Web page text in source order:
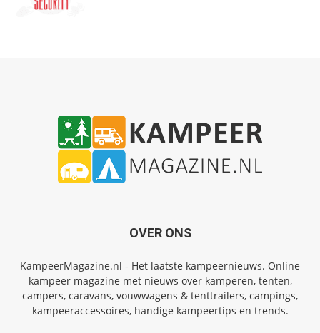
OVER ONS
KampeerMagazine.nl - Het laatste kampeernieuws. Online
kampeer magazine met nieuws over kamperen, tenten,
campers, caravans, vouwwagens & tenttrailers, campings,
kampeeraccessoires, handige kampeertips en trends.